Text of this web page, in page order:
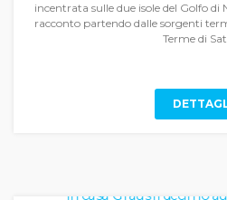
incentrata sulle due isole del Golfo di
racconto partendo dalle sorgenti
Terme di